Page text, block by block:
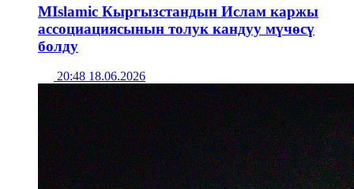
MIslamic Кыргызстандын Ислам каржы
ассоциациясынын толук кандуу мүчөсү
болду
20:48 18.06.2026